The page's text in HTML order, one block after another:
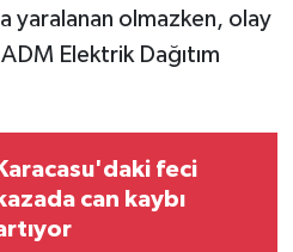
yaralanan olmazken, olay
Elektrik Dağıtım
Karacasu'daki feci
kazada can kaybı